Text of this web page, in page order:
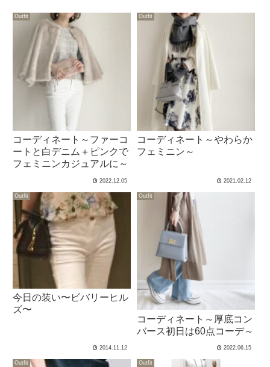
Outfit
コーディネート～ファーコ
ートと白デニム＋ピンクで
フェミニンカジュアルに～
2022.12.05
Outfit
コーディネート～やわらか
フェミニン～
2021.02.12
Outfit
今日の装い〜ビバリーヒル
ズ〜
2014.11.12
Outfit
コーディネート～厚底コン
バース初日は60点コーデ～
2022.06.15
Outfit Outfit